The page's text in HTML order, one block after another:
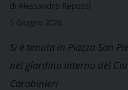
di Alessandro Repossi
5 Giugno 2026
Si è tenuta in Piazza San
nel giardino interno del
Carabinieri